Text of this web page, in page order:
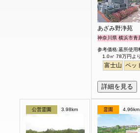
あざみ野浄苑
神奈川県 横浜市青
参考価格:墓所使用
1.0㎡ 78万円より
富士山 ペッ
詳細を見る
公営霊園 3.98km 霊園 4.96km